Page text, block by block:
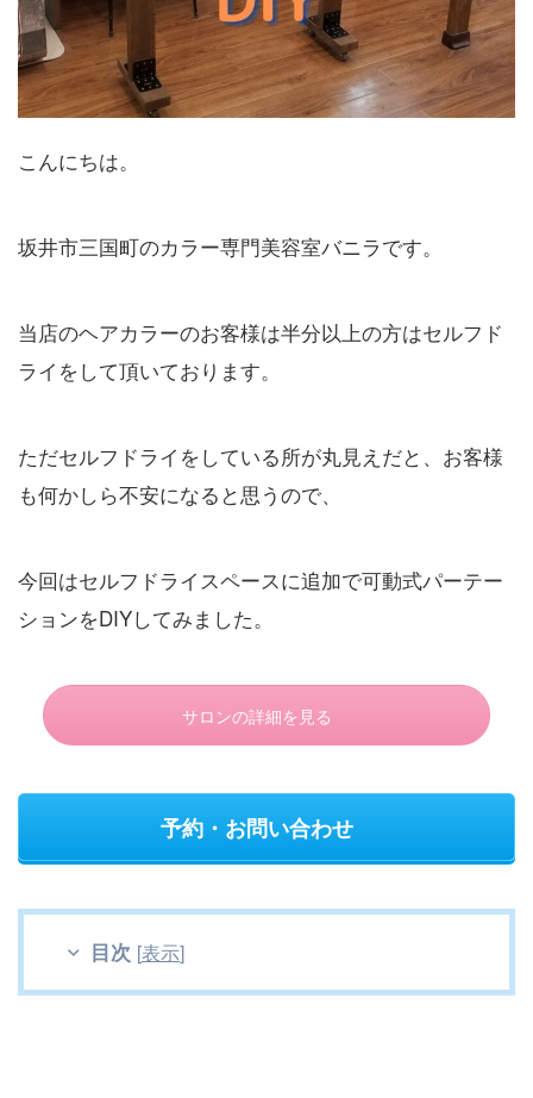
こんにちは。
坂井市三国町のカラー専門美容室バニラです。
当店のヘアカラーのお客様は半分以上の方はセルフド
ライをして頂いております。
ただセルフドライをしている所が丸見えだと、お客様
も何かしら不安になると思うので、
今回はセルフドライスペースに追加で可動式パーテー
ションをDIYしてみました。
サロンの詳細を見る
予約・お問い合わせ
目次 [表示]